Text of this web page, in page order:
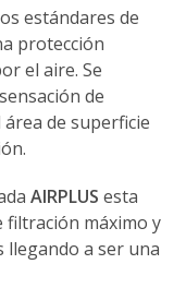
estándares de
protección
el aire. Se
de
de superficie
AIRPLUS esta
filtración máximo y
llegando a ser una